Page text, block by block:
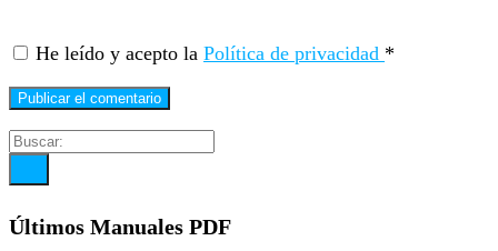
He leído y acepto la Política de privacidad *
Últimos Manuales PDF